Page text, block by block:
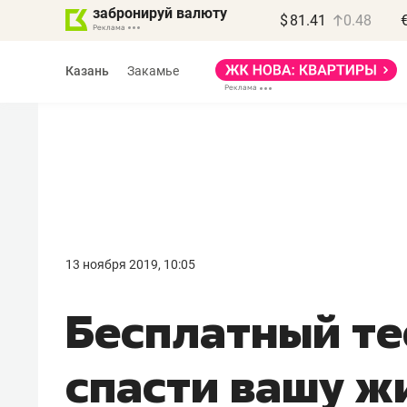
забронируй валюту $ 81.41 0.48
Казань Закамье
13 ноября 2019, 10:05
Бесплатный
спасти вашу